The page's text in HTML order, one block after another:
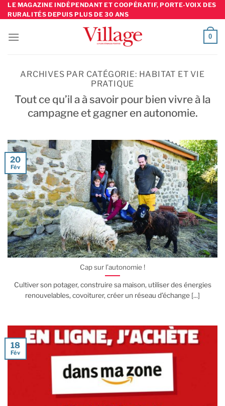
Skip
to
LE MAGAZINE INDÉPENDANT ET COOPÉRATIF, PORTE-VOIX DES
RURALITÉS DEPUIS PLUS DE 30 ANS
0
ARCHIVES PAR CATÉGORIE: HABITAT ET VIE
PRATIQUE
Tout ce qu’il a à savoir pour bien vivre à la
campagne et gagner en autonomie.
Cap sur l’autonomie !
Cultiver son potager, construire sa maison, utiliser des énergies
renouvelables, covoiturer, créer un réseau d’échange [...]
20
Fév
18
Fév